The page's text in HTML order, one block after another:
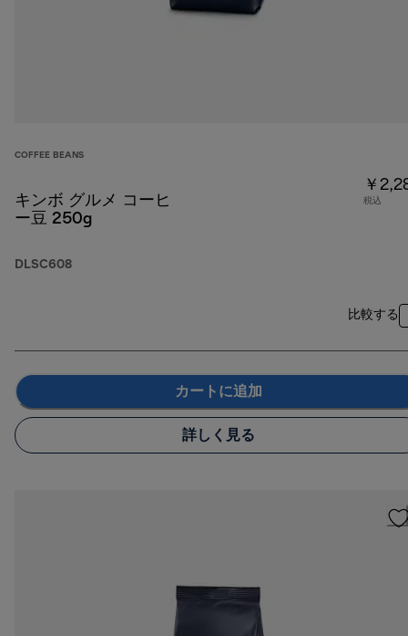
COFFEE BEANS
キンボ グルメ コーヒ
ー豆 250g
DLSC608
￥
税込
比較する
カートに追加
詳しく見る